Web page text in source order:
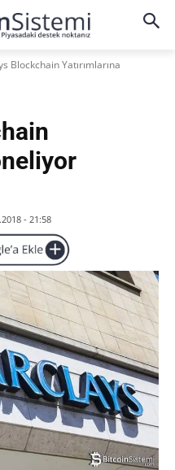
Blockchain Yatırımlarına
- 21:58